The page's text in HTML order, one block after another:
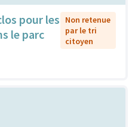
pour les
le parc
Non retenue
par le tri
citoyen